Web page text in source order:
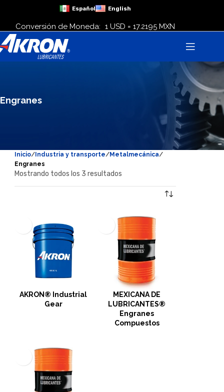
Conversión de Moneda: 1 USD = 17.2195 MXN
Español English
Engranes
Inicio Industria y transporte
Metalmecánica
Engranes
Mostrando todos los 3 resultados
AKRON® Industrial
Gear
MEXICANA DE
LUBRICANTES®
Engranes
Compuestos